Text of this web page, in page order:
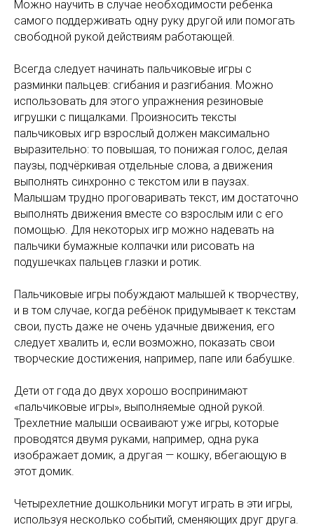
Можно научить в случае необходимости ребенка
самого поддерживать одну руку другой или помогать
свободной рукой действиям работающей.
Всегда следует начинать пальчиковые игры с
разминки пальцев: сгибания и разгибания. Можно
использовать для этого упражнения резиновые
игрушки с пищалками. Произносить тексты
пальчиковых игр взрослый должен максимально
выразительно: то повышая, то понижая голос, делая
паузы, подчёркивая отдельные слова, а движения
выполнять синхронно с текстом или в паузах.
Малышам трудно проговаривать текст, им достаточно
выполнять движения вместе со взрослым или с его
помощью. Для некоторых игр можно надевать на
пальчики бумажные колпачки или рисовать на
подушечках пальцев глазки и ротик.
Пальчиковые игры побуждают малышей к творчеству,
и в том случае, когда ребёнок придумывает к текстам
свои, пусть даже не очень удачные движения, его
следует хвалить и, если возможно, показать свои
творческие достижения, например, папе или бабушке.
Дети от года до двух хорошо воспринимают
«пальчиковые игры», выполняемые одной рукой.
Трехлетние малыши осваивают уже игры, которые
проводятся двумя руками, например, одна рука
изображает домик, а другая — кошку, вбегающую в
этот домик.
Четырехлетние дошкольники могут играть в эти игры,
используя несколько событий, сменяющих друг друга.